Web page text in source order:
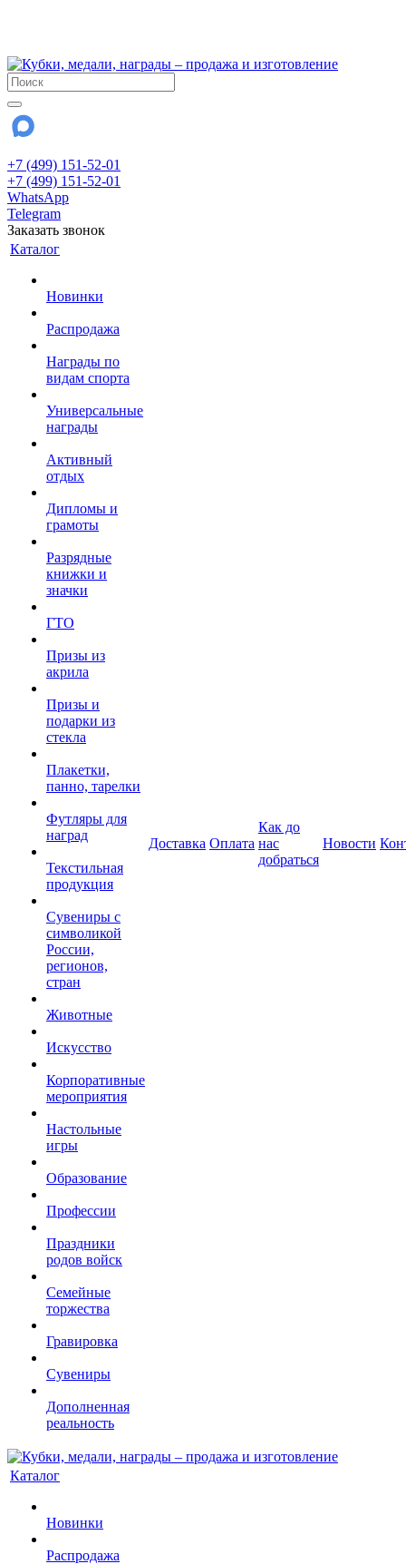
+7 (499) 151-52-01
+7 (499) 151-52-01
WhatsApp
Telegram
Заказать звонок
Каталог
Новинки
Распродажа
Награды по
видам спорта
Универсальные
награды
Активный
отдых
Дипломы и
грамоты
Разрядные
книжки и
значки
ГТО
Призы из
акрила
Призы и
подарки из
стекла
Плакетки,
панно, тарелки
Футляры для
наград
Текстильная
продукция
Сувениры с
символикой
России,
регионов,
стран
Животные
Искусство
Корпоративные
мероприятия
Настольные
игры
Образование
Профессии
Праздники
родов войск
Семейные
торжества
Гравировка
Сувениры
Дополненная
реальность
Доставка Оплата
Как до
нас
добраться
Новости
Каталог
Новинки
Распродажа